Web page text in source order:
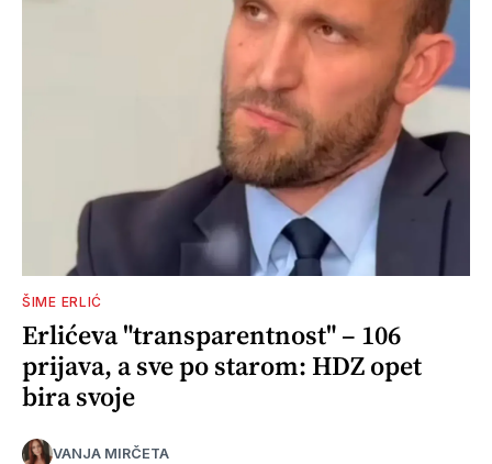
ŠIME ERLIĆ
Erlićeva "transparentnost" – 106
prijava, a sve po starom: HDZ opet
bira svoje
VANJA MIRČETA